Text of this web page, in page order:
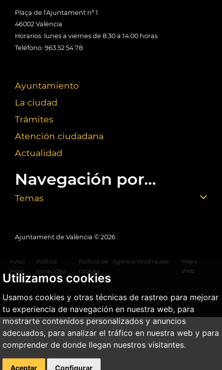
Utilizamos cookies
Usamos cookies y otras técnicas de rastreo para mejorar
tu experiencia de navegación en nuestra web, para
mostrarte contenidos personalizados y anuncios
adecuados, para analizar el tráfico en nuestra web y para
comprender de donde llegan nuestros visitantes.
Aceptar Configurar
Plaça de l'Ajuntament nº 1
46002 València
Horarios: lunes a viernes de 8:30 a 14:00 horas
Teléfono: 963 52 54 78
Ayuntamiento
La ciudad
Trámites
Atención ciudadana
Actualidad
Navegación por...
Temas
Ajuntament de València © 2026
Aviso
legal
Política
privacidad
Política de
cookies
Agencia Antifraude
Mapa
Web